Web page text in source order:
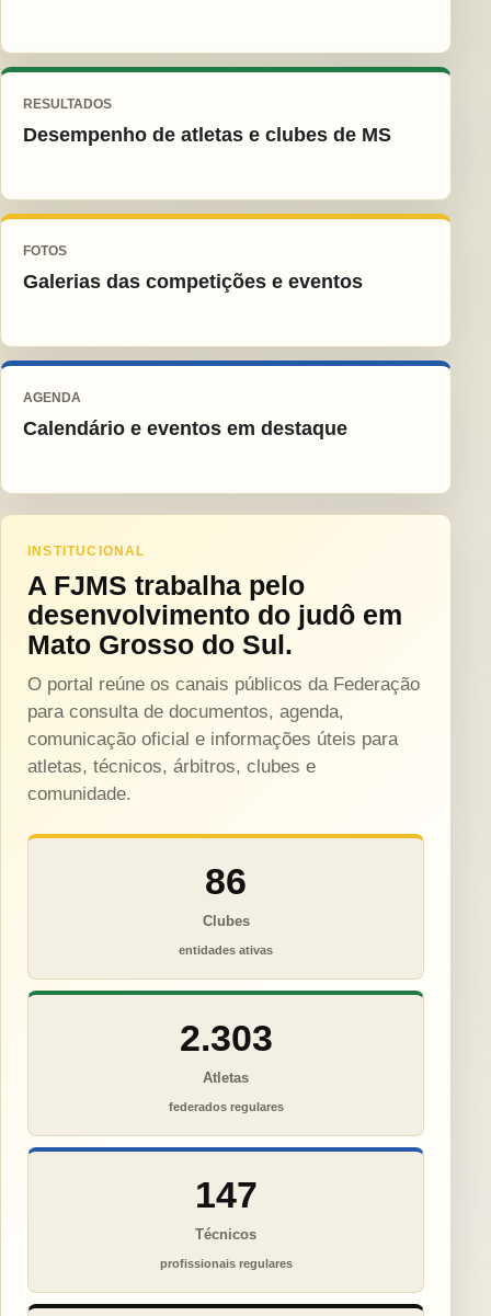
RESULTADOS
Desempenho de atletas e clubes de MS
FOTOS
Galerias das competições e eventos
AGENDA
Calendário e eventos em destaque
INSTITUCIONAL
A FJMS trabalha pelo
desenvolvimento do judô em
Mato Grosso do Sul.
O portal reúne os canais públicos da Federação
para consulta de documentos, agenda,
comunicação oficial e informações úteis para
atletas, técnicos, árbitros, clubes e
comunidade.
86
Clubes
entidades ativas
2.303
Atletas
federados regulares
147
Técnicos
profissionais regulares